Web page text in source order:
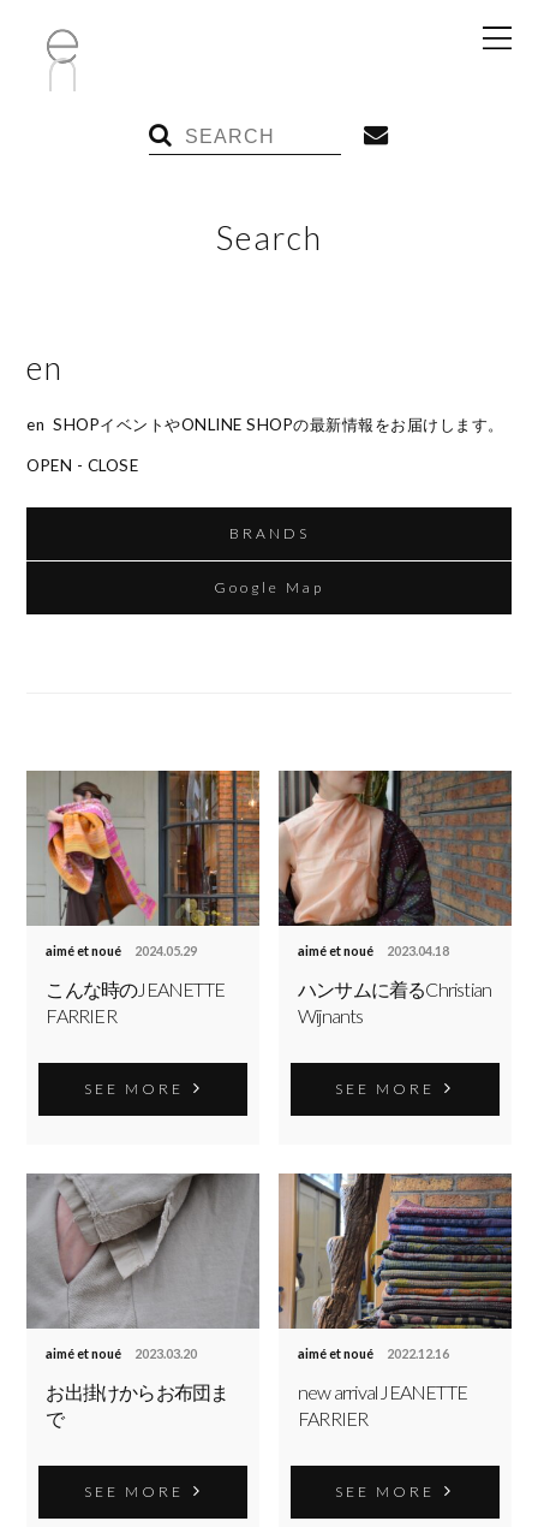
Search
en
en SHOPイベントやONLINE SHOPの最新情報をお届けします。
OPEN - CLOSE
BRANDS
Google Map
aimé et noué 2024.05.29
こんな時のJEANETTE
FARRIER
SEE MORE
aimé et noué 2023.04.18
ハンサムに着るChristian
Wijnants
SEE MORE
aimé et noué 2023.03.20
お出掛けからお布団ま
で
SEE MORE
aimé et noué 2022.12.16
new arrival JEANETTE
FARRIER
SEE MORE